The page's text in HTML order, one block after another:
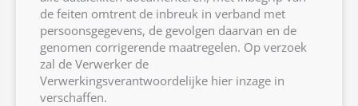
de feiten omtrent de inbreuk in verband met
persoonsgegevens, de gevolgen daarvan en de
genomen corrigerende maatregelen. Op verzoek
zal de Verwerker de
Verwerkingsverantwoordelijke hier inzage in
verschaffen.